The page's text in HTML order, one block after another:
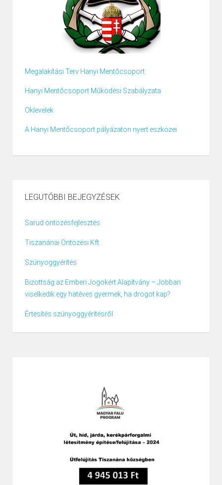
Megalakítási Terv Hanyi Mentőcsoport
Hanyi Mentőcsoport Működési Szabályzata
Oklevelek
A Hanyi Mentőcsoport pályázaton nyert eszközei
LEGUTÓBBI BEJEGYZÉSEK
Sarud öntözésfejlesztés
Tiszanánai Öntözési Kft.
Szúnyoggyérítés
Bizottság az Emberi Jogokért Alapítvány – Jobban
viselkedik egy hatéves gyermek, ha drogot kap?
Értesítés szúnyoggyérítésről